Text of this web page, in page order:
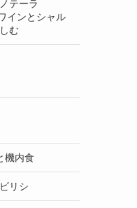
テーラ
インとシャル
む
機内食
リシ